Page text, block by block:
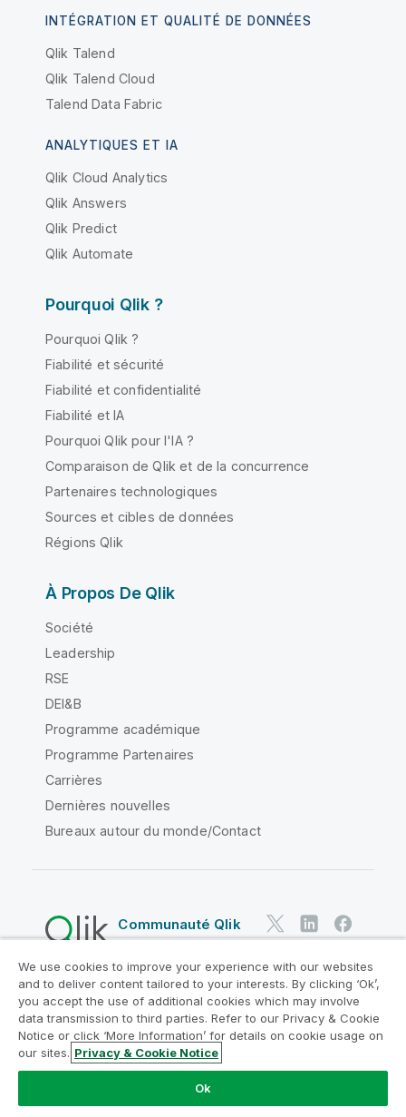
INTÉGRATION ET QUALITÉ DE DONNÉES
Qlik Talend
Qlik Talend Cloud
Talend Data Fabric
ANALYTIQUES ET IA
Qlik Cloud Analytics
Qlik Answers
Qlik Predict
Qlik Automate
Pourquoi Qlik ?
Pourquoi Qlik ?
Fiabilité et sécurité
Fiabilité et confidentialité
Fiabilité et IA
Pourquoi Qlik pour l'IA ?
Comparaison de Qlik et de la concurrence
Partenaires technologiques
Sources et cibles de données
Régions Qlik
À Propos De Qlik
Société
Leadership
RSE
DEI&B
Programme académique
Programme Partenaires
Carrières
Dernières nouvelles
Bureaux autour du monde/Contact
Communauté Qlik
Contrats juridiques
Conditions d'utilisation des produits
Legal Policies
Conditions légales
Conditions d'utilisation
Marques
Do Not Share My Info
Copyright © 1993-2026 QlikTech International AB. Tous
We use cookies to improve your experience with our websites
and to deliver content tailored to your interests. By clicking ‘Ok’,
you accept the use of additional cookies which may involve
data transmission to third parties. Refer to our Privacy & Cookie
Notice or click ‘More Information’ for details on cookie usage on
our sites. Privacy & Cookie Notice
Ok